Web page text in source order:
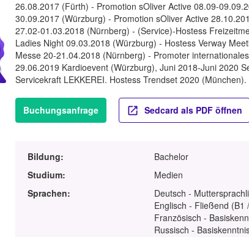
26.08.2017 (Fürth) - Promotion sOliver Active 08.09-
30.09.2017 (Würzburg) - Promotion sOliver Active
27.02-01.03.2018 (Nürnberg) - (Service)-Hostess
Ladies Night 09.03.2018 (Würzburg) - Hostess Verway
Messe 20-21.04.2018 (Nürnberg) - Promoter
29.06.2019 Kardioevent (Würzburg), Juni 2018-Juni 2020
Servicekraft LEKKEREI. Hostess Trendset 2020
Buchungsanfrage Sedcard als PDF öffnen
Bildung:
Bachelor
Studium:
Medien
Sprachen:
Deutsch -
Englisch - Fließend (B1
Französisch -
Russisch -